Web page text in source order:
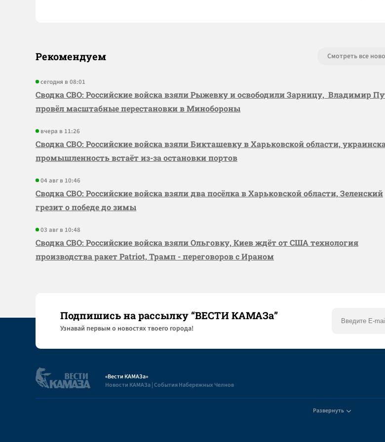
Рекомендуем Смотреть все
сегодня в 08:01
Сводка СВО: Российские войска взяли Рыжевку и освободили Зарницу, Владимир
провёл масштабные перестановки в Минобороны
вчера в 11:26
Сводка СВО: Российские войска взяли Бикташевку в Харьковской области,
промышленность встаёт из-за остановки портов
04 авг в 10:46
Сводка СВО: Российские войска взяли два посёлка в Харьковской области, Зеленский
грезит о победе до зимы
03 авг в 10:48
Сводка СВО: Российские войска взяли Ольговку, Киев ждёт от США технология
производства ракет Patriot, Трамп - переговоров с Ираном
Подпишись на рассылку “ВЕСТИ КАМАЗа”
Узнaвай первым о новостях твоего города!
«Вести КАМАЗа»
Новости КАМАЗа | События Набережных Челнов
Развернуть